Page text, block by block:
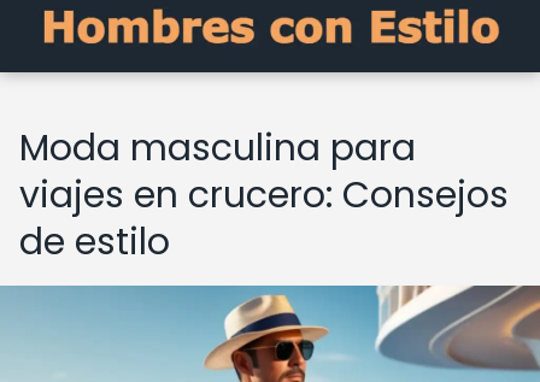
Moda masculina para
viajes en crucero: Consejos
de estilo